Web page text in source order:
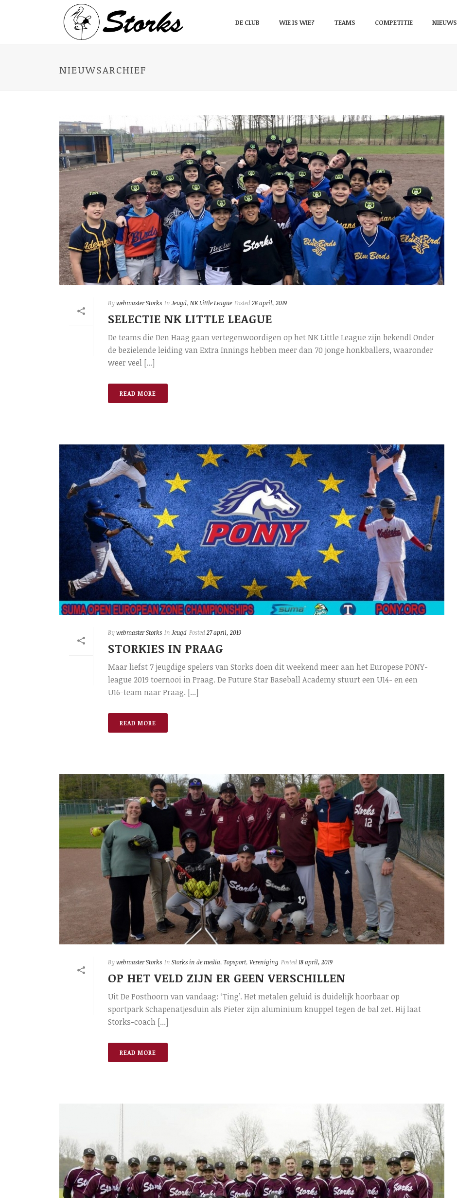
DE CLUB WIE IS WIE? TEAMS COMPETITIE NIEUWS
NIEUWSARCHIEF
Bywebmaster Storks In Jeugd, NK Little League Posted 28 april, 2019
SELECTIE NK LITTLE LEAGUE
De teams die Den Haag gaan vertegenwoordigen op het NK Little League zijn bekend! Onder
de bezielende leiding van Extra Innings hebben meer dan 70 jonge honkballers, waaronder
weer veel [...]
READ MORE
Bywebmaster Storks In Jeugd Posted 27 april, 2019
STORKIES IN PRAAG
Maar liefst 7 jeugdige spelers van Storks doen dit weekend meer aan het Europese PONY-
league 2019 toernooi in Praag. De Future Star Baseball Academy stuurt een U14- en een
U16-team naar Praag. [...]
READ MORE
Bywebmaster Storks In Storks in de media, Topsport, Vereniging Posted 18 april, 2019
OP HET VELD ZIJN ER GEEN VERSCHILLEN
Uit De Posthoorn van vandaag: ‘Ting’. Het metalen geluid is duidelijk hoorbaar op
sportpark Schapenatjesduin als Pieter zijn aluminium knuppel tegen de bal zet. Hij laat
Storks-coach [...]
READ MORE